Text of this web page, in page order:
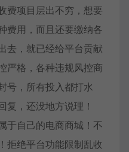
费项目层出不穷，想要
费用，而且还要缴纳各
去，就已经给平台贡献
严格，各种违规风控商
号，所有投入都打水
复，还没地方说理！
于自己的电商商城！不
拒绝平台功能限制乱收